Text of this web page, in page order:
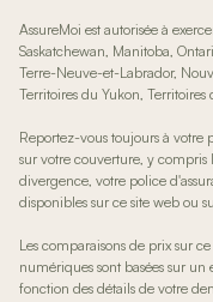
AssureMoi est autorisée à
Saskatchewan, Manitoba,
Terre-Neuve-et-Labrador,
Territoires du Yukon,
Reportez-vous toujours à
sur votre couverture, y compris
divergence, votre police
disponibles sur ce site web ou
Les comparaisons de prix sur
numériques sont basées sur
fonction des détails de votre